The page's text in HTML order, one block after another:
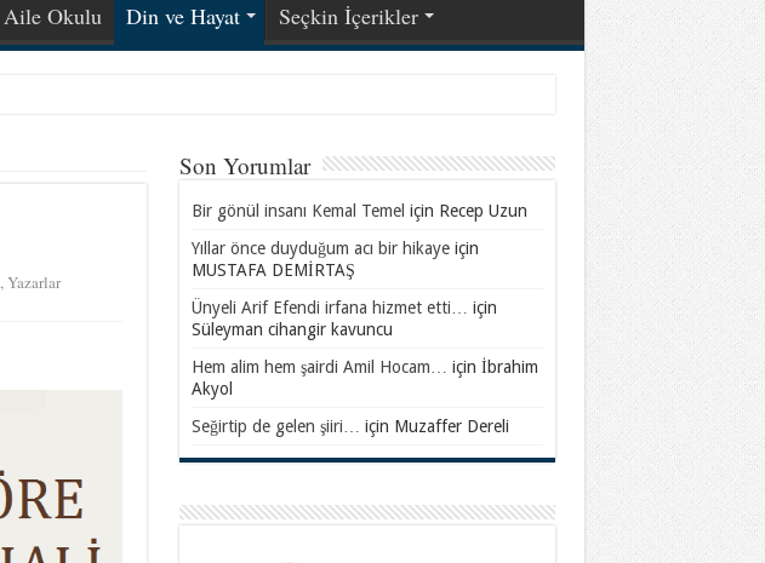
Aile Okulu Din ve Hayat Seçkin İçerikler
,Yazarlar
Son Yorumlar
Bir gönül insanı Kemal Temel için Recep Uzun
Yıllar önce duyduğum acı bir hikayeiçin
MUSTAFA DEMİRTAŞ
Ünyeli Arif Efendi irfana hizmet etti…
için
Süleyman cihangir kavuncu
Hem alim hem şairdi Amil Hocam…
için İbrahim
Akyol
Seğirtip de gelen şiiri…
için Muzaffer Dereli